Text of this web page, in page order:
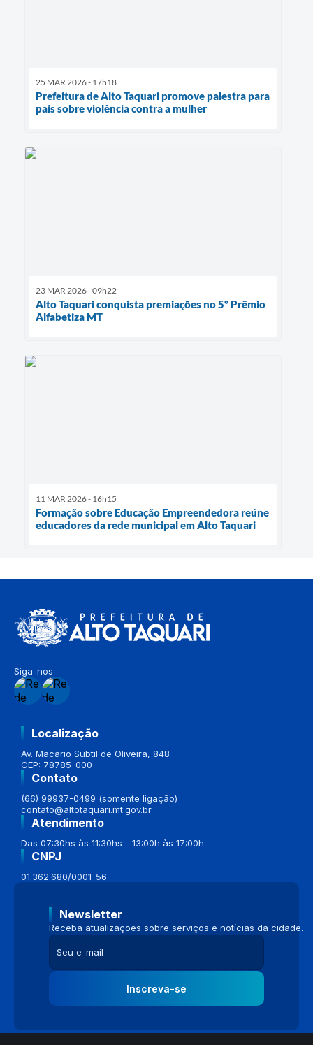
25 MAR 2026 - 17h18
Prefeitura de Alto Taquari promove palestra para
pais sobre violência contra a mulher
23 MAR 2026 - 09h22
Alto Taquari conquista premiações no 5º Prêmio
Alfabetiza MT
11 MAR 2026 - 16h15
Formação sobre Educação Empreendedora reúne
educadores da rede municipal em Alto Taquari
Siga-nos
Localização
Av. Macario Subtil de Oliveira, 848
CEP: 78785-000
Contato
(66) 99937-0499 (somente ligação)
contato@altotaquari.mt.gov.br
Atendimento
Das 07:30hs às 11:30hs - 13:00h às 17:00h
CNPJ
01.362.680/0001-56
Newsletter
Receba atualizações sobre serviços e notícias da cidade.
Inscreva-se